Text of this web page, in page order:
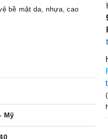
bề mặt da, nhựa, cao
Mỹ